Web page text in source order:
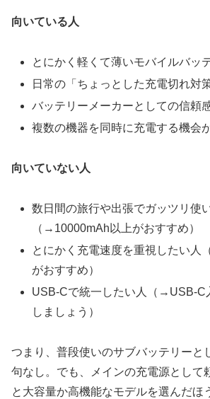
向いている人
とにかく軽くて薄いモバイルバッ
日常の「ちょっとした充電切れ対
バッテリーメーカーとしての信頼
複数の機器を同時に充電する機会
向いていない人
数日間の旅行や出張でガッツリ使
（→10000mAh以上がおすすめ）
とにかく充電速度を重視したい人
がおすすめ）
USB-Cで統一したい人（→USB-C
しましょう）
つまり、普段使いのサブバッテリーと
句なし。でも、メインの充電源として
と大容量か高機能なモデルを選んだほ